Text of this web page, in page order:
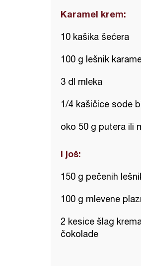
Karamel krem:
10 kašika šećera
100 g lešnik
3 dl mleka
1/4 kašičice sode
oko 50 g putera ili
I još:
150 g pečenih
100 g mlevene
2 kesice šlag
čokolade